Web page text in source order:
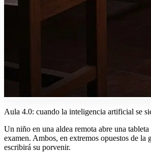
Aula 4.0: cuando la inteligencia artificial se
Un niño en una aldea remota abre una
examen. Ambos, en extremos opuestos de
escribirá su porvenir.